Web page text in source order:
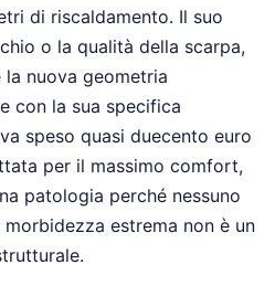
di riscaldamento. Il suo
o la qualità della scarpa,
nuova geometria
con la sua specifica
speso quasi duecento euro
per il massimo comfort,
patologia perché nessuno
estrema non è un